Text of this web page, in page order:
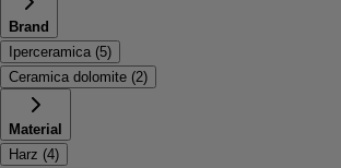
Brand
Iperceramica (5)
Ceramica dolomite (2)
Material
Harz (4)